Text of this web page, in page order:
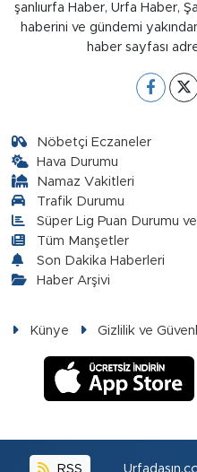
şanlıurfa Haber, Urfa Haber,
haberini ve gündemi
haber sayfası
Nöbetçi Eczaneler
Hava Durumu
Namaz Vakitleri
Trafik Durumu
Süper Lig Puan Durumu
Tüm Manşetler
Son Dakika Haberleri
Haber Arşivi
Künye Gizlilik ve
RSS